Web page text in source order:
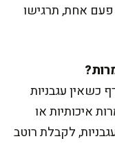
פעם אחת, תרגישו
כשאין עגבניות
איכותיות או
לקבלת רוטב